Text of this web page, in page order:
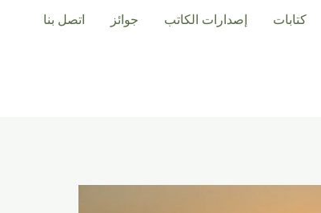
كتابات إصدارات الكاتب جوائز اتصل بنا